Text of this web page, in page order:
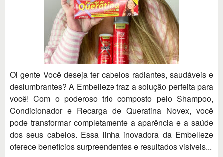
Oi gente Você deseja ter cabelos radiantes, saudáveis e
deslumbrantes? A Embelleze traz a solução perfeita para
você! Com o poderoso trio composto pelo Shampoo,
Condicionador e Recarga de Queratina Novex, você
pode transformar completamente a aparência e a saúde
dos seus cabelos. Essa linha inovadora da Embelleze
oferece benefícios surpreendentes e resultados visíveis...